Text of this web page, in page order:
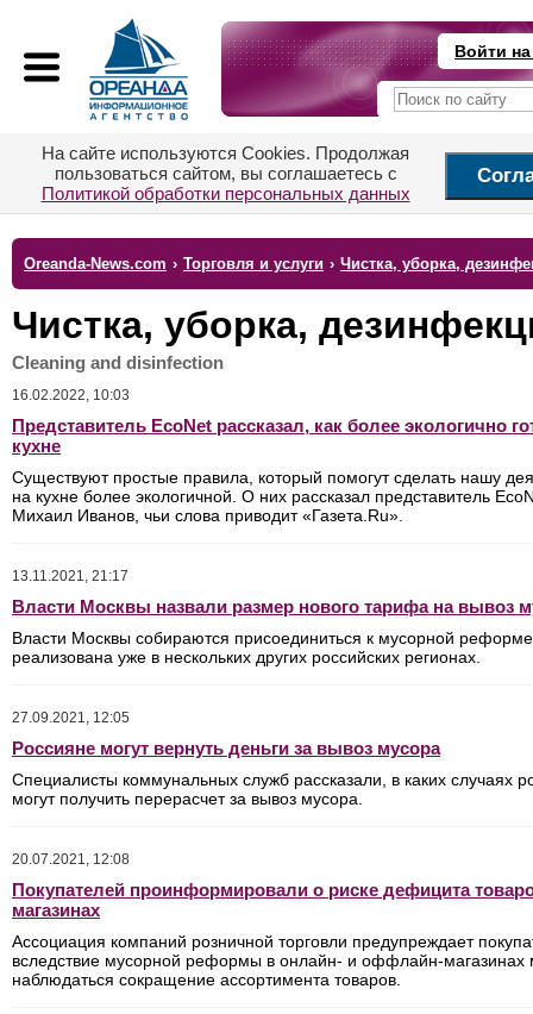
Войти
На сайте используются Cookies. Продолжая
пользоваться сайтом, вы соглашаетесь с
Политикой обработки персональных данных
Oreanda-News.com › Торговля и услуги › Чистка, уборка,
Чистка, уборка,
Cleaning and disinfection
16.02.2022, 10:03
Представитель EcoNet рассказал, как более экологично
кухне
Существуют простые правила, который помогут сделать нашу
на кухне более экологичной. О них рассказал представитель
Михаил Иванов, чьи слова приводит «Газета.Ru».
13.11.2021, 21:17
Власти Москвы назвали размер нового тарифа на вывоз
Власти Москвы собираются присоединиться к мусорной
реализована уже в нескольких других российских регионах.
27.09.2021, 12:05
Россияне могут вернуть деньги за вывоз мусора
Специалисты коммунальных служб рассказали, в каких случаях
могут получить перерасчет за вывоз мусора.
20.07.2021, 12:08
Покупателей проинформировали о риске дефицита
магазинах
Ассоциация компаний розничной торговли предупреждает
вследствие мусорной реформы в онлайн- и оффлайн-магазинах
наблюдаться сокращение ассортимента товаров.